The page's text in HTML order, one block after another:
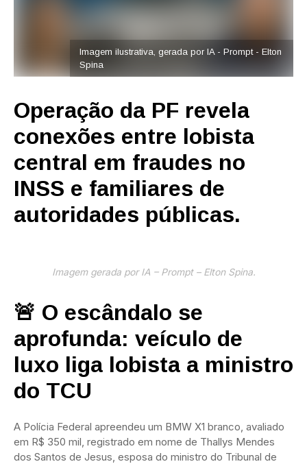
Imagem ilustrativa, gerada por IA - Prompt - Elton
Spina
Operação da PF revela
conexões entre lobista
central em fraudes no
INSS e familiares de
autoridades públicas.
Imagem gerada por IA – Prompt – Elton Spina.
🚨 O escândalo se
aprofunda: veículo de
luxo liga lobista a ministro
do TCU
A Polícia Federal apreendeu um BMW X1 branco, avaliado
em R$ 350 mil, registrado em nome de Thallys Mendes
dos Santos de Jesus, esposa do ministro do Tribunal de